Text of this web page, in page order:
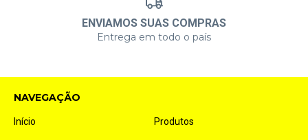
ENVIAMOS SUAS COMPRAS
Entrega em todo o país
NAVEGAÇÃO
Início Produtos